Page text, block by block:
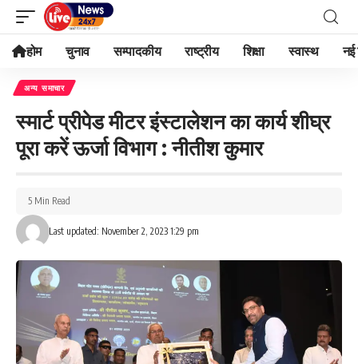
होम चुनाव सम्पादकीय राष्ट्रीय शिक्षा स्वास्थ नई
अन्य समाचार
स्मार्ट प्रीपेड मीटर इंस्टालेशन का कार्य शीघ्र
पूरा करें ऊर्जा विभाग : नीतीश कुमार
Last updated: November 2, 2023 1:29 pm
5 Min Read